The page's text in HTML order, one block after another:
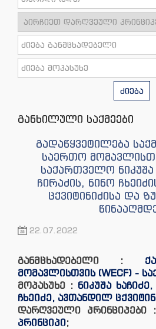
ძიება
განხილული საქმეები
გადაწყვეტილება
საერთო
საქართველო ნიკუშა
ჩირაძის, ნინო
ცქვიტინიძისა და
22.07.2022
განმცხადებელი :
მომავლისთვის (WECF) -
მოპასუხე : ნიკუშა
ჩხეიძე, ავთანდილ
დარღვეული პრინციპები :
პრინციპი;